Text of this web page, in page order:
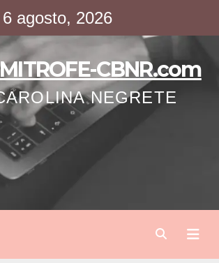
6 agosto, 2026
CBNR.com
NEGRETE